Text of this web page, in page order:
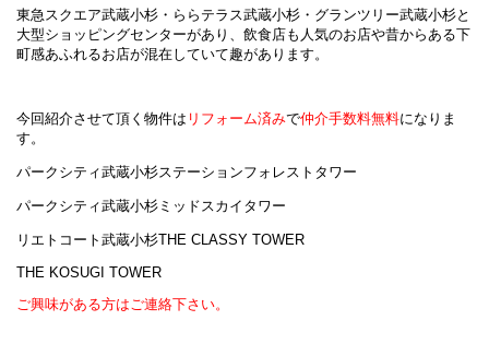
東急スクエア武蔵小杉・ららテラス武蔵小杉・グランツリー武蔵小杉と
大型ショッピングセンターがあり、飲食店も人気のお店や昔からある下
町感あふれるお店が混在していて趣があります。
今回紹介させて頂く物件は リフォーム済みで仲介手数料無料になりま
す。
パークシティ武蔵小杉ステーションフォレストタワー
パークシティ武蔵小杉ミッドスカイタワー
リエトコート武蔵小杉THE CLASSY TOWER
THE KOSUGI TOWER
ご興味がある方はご連絡下さい。